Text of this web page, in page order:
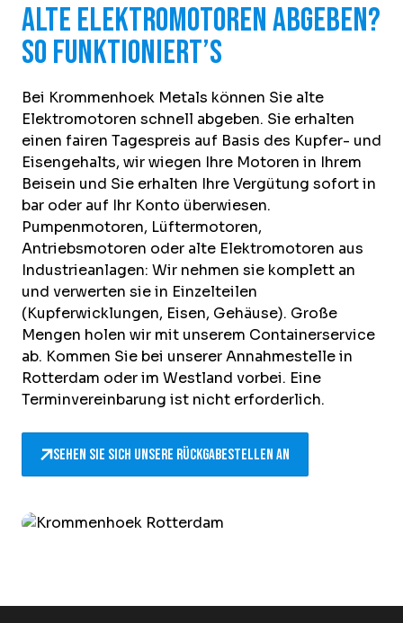
Alte Elektromotoren abgeben?
So funktioniert’s
Bei Krommenhoek Metals können Sie alte
Elektromotoren schnell abgeben. Sie erhalten
einen fairen Tagespreis auf Basis des Kupfer- und
Eisengehalts, wir wiegen Ihre Motoren in Ihrem
Beisein und Sie erhalten Ihre Vergütung sofort in
bar oder auf Ihr Konto überwiesen.
Pumpenmotoren, Lüftermotoren,
Antriebsmotoren oder alte Elektromotoren aus
Industrieanlagen: Wir nehmen sie komplett an
und verwerten sie in Einzelteilen
(Kupferwicklungen, Eisen, Gehäuse). Große
Mengen holen wir mit unserem Containerservice
ab. Kommen Sie bei unserer Annahmestelle in
Rotterdam oder im Westland vorbei. Eine
Terminvereinbarung ist nicht erforderlich.
Sehen Sie sich unsere Rückgabestellen an